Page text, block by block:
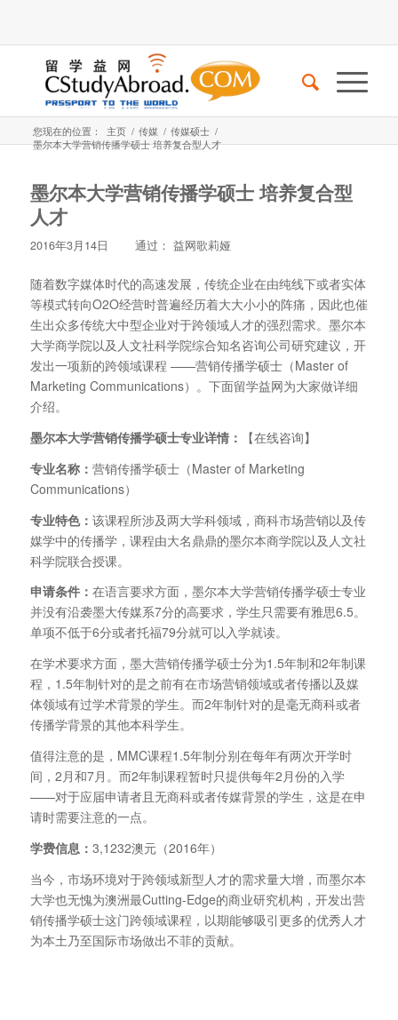
您现在的位置： 主页 / 传媒 / 传媒硕士 /
墨尔本大学营销传播学硕士 培养复合型人才
墨尔本大学营销传播学硕士 培养复合型
人才
2016年3月14日 通过： 益网歌莉娅
随着数字媒体时代的高速发展，传统企业在由纯线下或者实体
等模式转向O2O经营时普遍经历着大大小小的阵痛，因此也催
生出众多传统大中型企业对于跨领域人才的强烈需求。墨尔本
大学商学院以及人文社科学院综合知名咨询公司研究建议，开
发出一项新的跨领域课程 ——营销传播学硕士（Master of
Marketing Communications）。下面留学益网为大家做详细
介绍。
墨尔本大学营销传播学硕士专业详情：
【在线咨询】
专业名称： 营销传播学硕士（Master of Marketing
Communications）
专业特色： 该课程所涉及两大学科领域，商科市场营销以及传
媒学中的传播学，课程由大名鼎鼎的墨尔本商学院以及人文社
科学院联合授课。
申请条件： 在语言要求方面，墨尔本大学营销传播学硕士专业
并没有沿袭墨大传媒系7分的高要求，学生只需要有雅思6.5。
单项不低于6分或者托福79分就可以入学就读。
在学术要求方面，墨大营销传播学硕士分为1.5年制和2年制课
程，1.5年制针对的是之前有在市场营销领域或者传播以及媒
体领域有过学术背景的学生。而2年制针对的是毫无商科或者
传播学背景的其他本科学生。
值得注意的是，MMC课程1.5年制分别在每年有两次开学时
间，2月和7月。而2年制课程暂时只提供每年2月份的入学
——对于应届申请者且无商科或者传媒背景的学生，这是在申
请时需要注意的一点。
学费信息： 3,1232澳元（2016年）
当今，市场环境对于跨领域新型人才的需求量大增，而墨尔本
大学也无愧为澳洲最Cutting-Edge的商业研究机构，开发出营
销传播学硕士这门跨领域课程，以期能够吸引更多的优秀人才
为本土乃至国际市场做出不菲的贡献。